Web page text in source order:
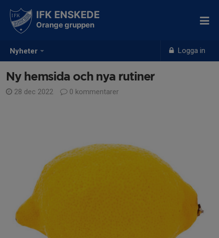
Nyheter Logga in
IFK ENSKEDE
Orange gruppen
Ny hemsida och nya rutiner
28 dec 2022 0 kommentarer